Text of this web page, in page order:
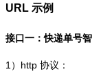
URL 示例
接口一：快递单号
1） http 协议：